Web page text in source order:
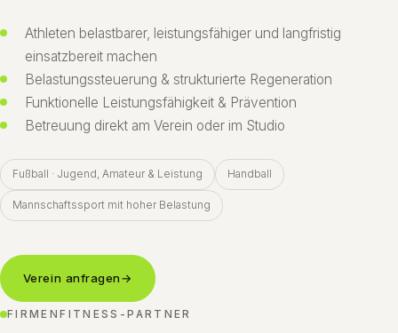
Athleten belastbarer, leistungsfähiger und langfristig
einsatzbereit machen
Belastungssteuerung & strukturierte Regeneration
Funktionelle Leistungsfähigkeit & Prävention
Betreuung direkt am Verein oder im Studio
Fußball · Jugend, Amateur & Leistung Handball
Mannschaftssport mit hoher Belastung
Verein anfragen→
FIRMENFITNESS-PARTNER